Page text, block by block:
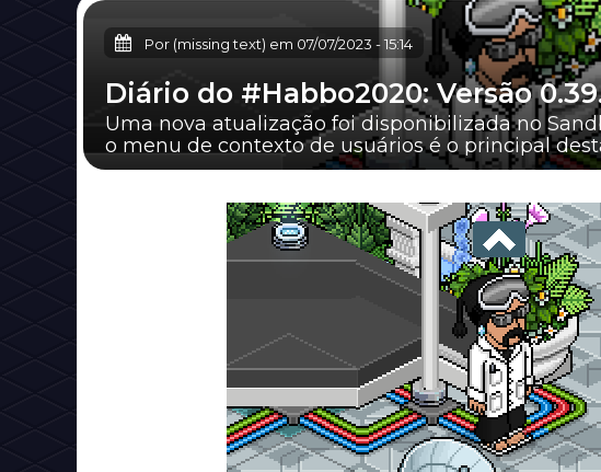
Por (missing text) em 07/07/2023 -15:14
Diário do #Habbo2020: Versão
Uma nova atualização foi disponibilizada no
o menu de contexto de usuários é o principal